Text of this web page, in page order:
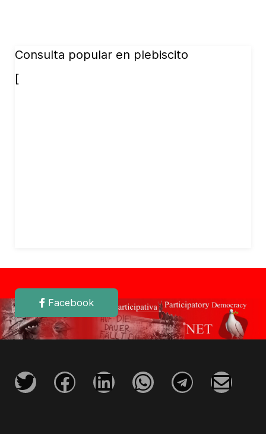
Consulta popular en plebiscito
[
Facebook